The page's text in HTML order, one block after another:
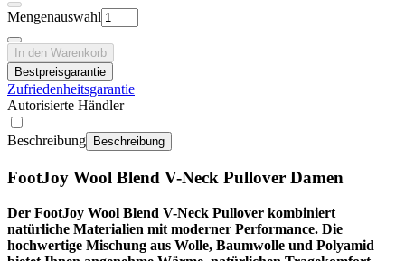
Mengenauswahl
In den Warenkorb
Bestpreisgarantie
Zufriedenheitsgarantie
Autorisierte Händler
Beschreibung Beschreibung
FootJoy Wool Blend V-Neck Pullover Damen
Der FootJoy Wool Blend V-Neck Pullover kombiniert
natürliche Materialien mit moderner Performance. Die
hochwertige Mischung aus Wolle, Baumwolle und Polyamid